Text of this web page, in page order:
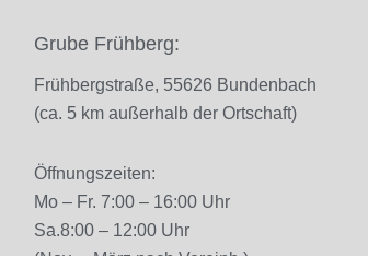
Grube Frühberg:
Frühbergstraße, 55626 Bundenbach
(ca. 5 km außerhalb der Ortschaft)
Öffnungszeiten:
Mo – Fr. 7:00 – 16:00 Uhr
Sa.8:00 – 12:00 Uhr